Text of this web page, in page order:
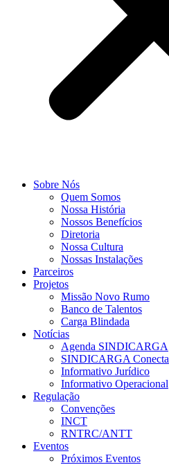
Sobre Nós
Quem Somos
Nossa História
Nossos Benefícios
Diretoria
Nossa Cultura
Nossas Instalações
Parceiros
Projetos
Missão Novo Rumo
Banco de Talentos
Carga Blindada
Notícias
Agenda SINDICARGA
SINDICARGA Conecta
Informativo Jurídico
Informativo Operacional
Regulação
Convenções
INCT
RNTRC/ANTT
Eventos
Próximos Eventos